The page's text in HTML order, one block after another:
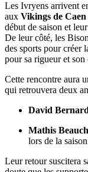
Les Ivryens arrivent
aux Vikings de Caen
début de saison et
De leur côté, les
des sports pour créer
pour sa rigueur et son
Cette rencontre aura
qui retrouvera deux
David Bernard
Mathis
lors de la
Leur retour suscitera